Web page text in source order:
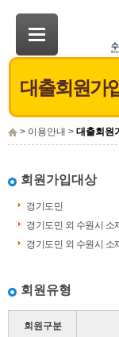
> 이용안내 > 대출회원
대출회원가
회원가입대상
경기도민
경기도민 외 수원시 소
경기도민 외 수원시 소
회원유형
회원구분